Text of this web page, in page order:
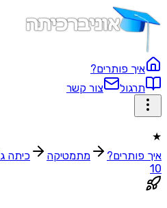
איך פותרים?
תרגול
צור קשר
★
איך פותרים?
מתמטיקה כיתה
10